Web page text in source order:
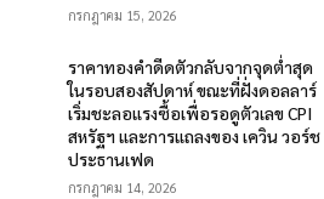
กรกฎาคม 15, 2026
ราคาทองคำดีดตัวกลับจากจุดต่ำสุด
ในรอบสองสัปดาห์ ขณะที่ฝั่งดอลลาร์
เริ่มชะลอแรงซื้อเพื่อรอดูตัวเลข CPI
สหรัฐฯ และการแถลงของ เควิน วอร์ช
ประธานเฟด
กรกฎาคม 14, 2026